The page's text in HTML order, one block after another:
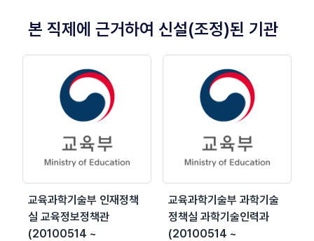
본 직제에 근거하여 신설(조정)된 기관
교육과학기술부 인재정책
실 교육정보정책관
(20100514 ~
교육과학기술부 과학기술
정책실 과학기술인력과
(20100514 ~